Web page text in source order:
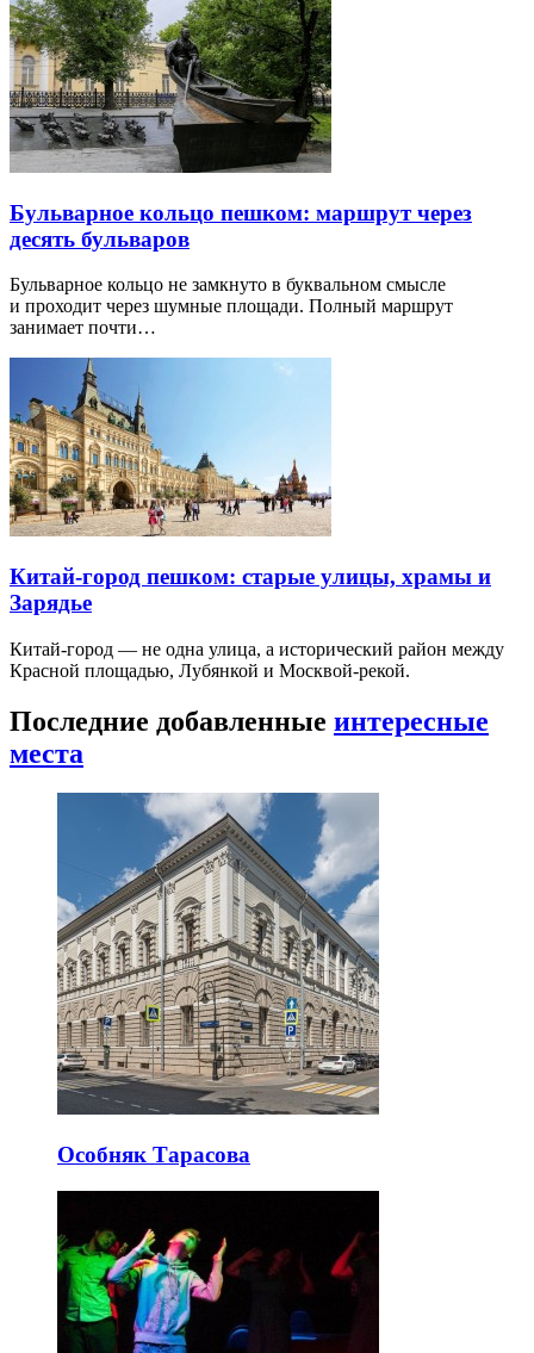
Бульварное кольцо пешком: маршрут через
десять бульваров
Бульварное кольцо не замкнуто в буквальном смысле
и проходит через шумные площади. Полный маршрут
занимает почти…
Китай-город пешком: старые улицы, храмы и
Зарядье
Китай-город — не одна улица, а исторический район между
Красной площадью, Лубянкой и Москвой-рекой.
Последние добавленные интересные
места
Особняк Тарасова